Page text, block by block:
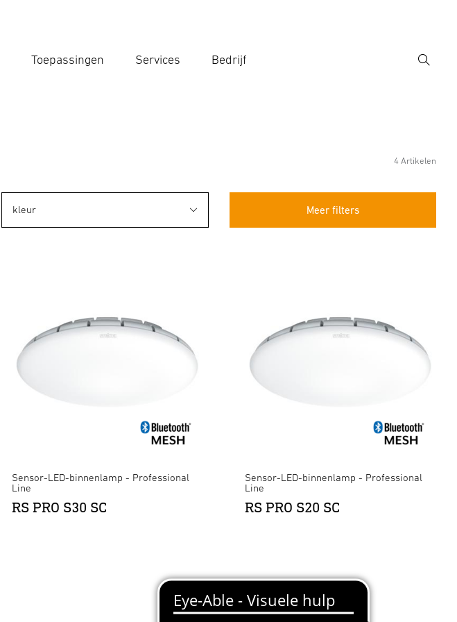
Toepassingen Services Bedrijf
Zoek
4 Artikelen
Meer filters
kleur
Sensor-LED-binnenlamp - Professional
Line
RS PRO S30 SC
Sensor-LED-binnenlamp - Professional
Line
RS PRO S20 SC